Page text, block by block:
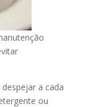
a cada
ou